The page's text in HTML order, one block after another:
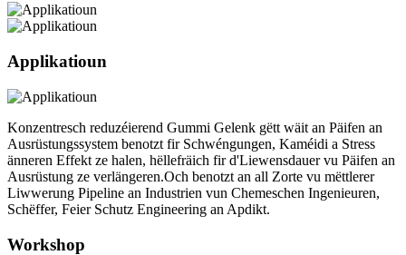
Applikatioun
Konzentresch reduzéierend Gummi Gelenk gëtt wäit an Päifen an
Ausrüstungssystem benotzt fir Schwéngungen, Kaméidi a Stress
änneren Effekt ze halen, hëllefräich fir d'Liewensdauer vu Päifen an
Ausrüstung ze verlängeren.Och benotzt an all Zorte vu mëttlerer
Liwwerung Pipeline an Industrien vun Chemeschen Ingenieuren,
Schëffer, Feier Schutz Engineering an Apdikt.
Workshop